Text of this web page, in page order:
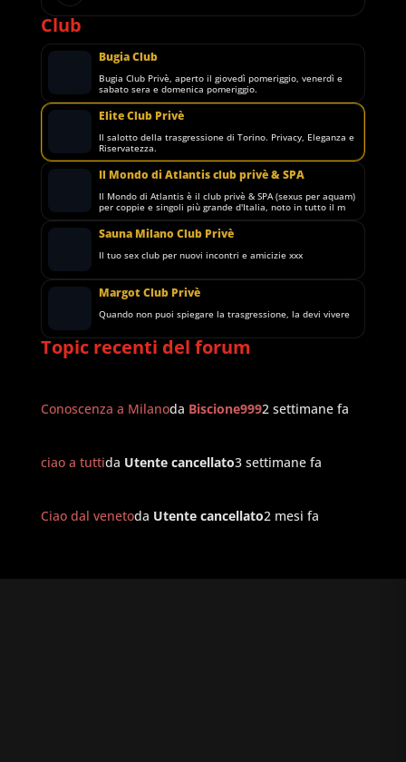
Club
Bugia Club
Bugia Club Privè, aperto il giovedì pomeriggio, venerdì e
sabato sera e domenica pomeriggio.
Elite Club Privè
Il salotto della trasgressione di Torino. Privacy, Eleganza e
Riservatezza.
Il Mondo di Atlantis club privè & SPA
Il Mondo di Atlantis è il club privè & SPA (sexus per aquam)
per coppie e singoli più grande d'Italia, noto in tutto il m
Sauna Milano Club Privè
Il tuo sex club per nuovi incontri e amicizie xxx
Margot Club Privè
Quando non puoi spiegare la trasgressione, la devi vivere
Topic recenti del forum
Conoscenza a Milanoda Biscione9992 settimane fa
ciao a tuttida Utente cancellato3 settimane fa
Ciao dal venetoda Utente cancellato2 mesi fa